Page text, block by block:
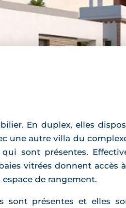
En duplex, elles
une autre villa du
sont présentes.
vitrées donnent accès
de rangement.
sont présentes et elles